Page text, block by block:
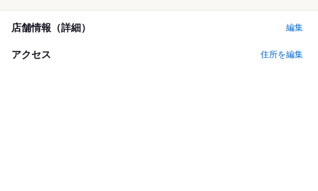
店舗情報（詳細） 編集
アクセス 住所を編集